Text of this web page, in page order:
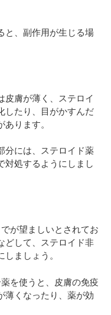
と、副作用が生じる場
皮膚が薄く、ステロイ
したり、目がかすんだ
ります。
分には、ステロイド薬
対処するようにしまし
が望ましいとされてお
どして、ステロイド非
ましょう。
を使うと、皮膚の免疫
薄くなったり、薬が効